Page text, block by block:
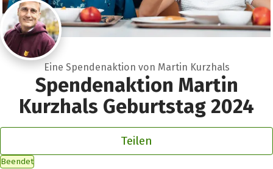
Eine Spendenaktion von Martin Kurzhals
Spendenaktion Martin
Kurzhals Geburtstag 2024
Teilen
Beendet